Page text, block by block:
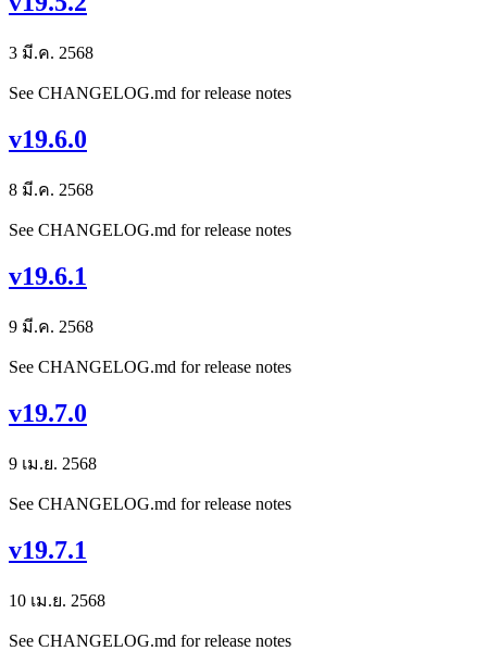
3 มี.ค. 2568
See CHANGELOG.md for release notes
v19.6.0
8 มี.ค. 2568
See CHANGELOG.md for release notes
v19.6.1
9 มี.ค. 2568
See CHANGELOG.md for release notes
v19.7.0
9 เม.ย. 2568
See CHANGELOG.md for release notes
v19.7.1
10 เม.ย. 2568
See CHANGELOG.md for release notes